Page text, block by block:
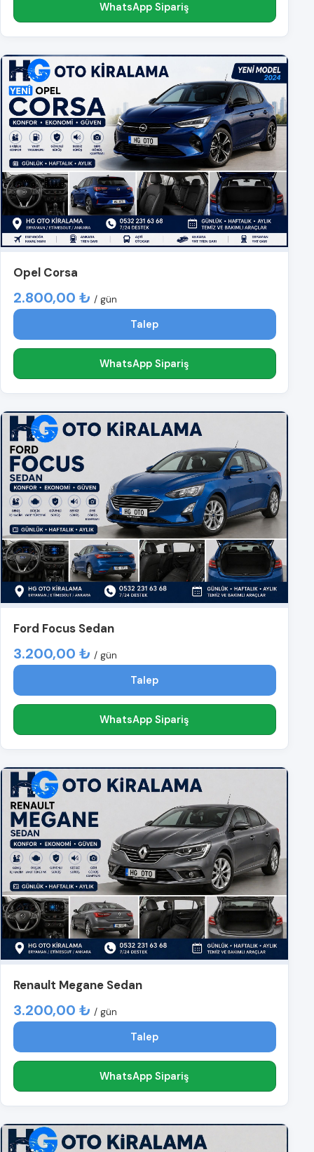
WhatsApp Sipariş
Opel Corsa
2.800,00 ₺ / gün
Talep
WhatsApp Sipariş
Ford Focus Sedan
3.200,00 ₺ / gün
Talep
WhatsApp Sipariş
Renault Megane Sedan
3.200,00 ₺ / gün
Talep
WhatsApp Sipariş